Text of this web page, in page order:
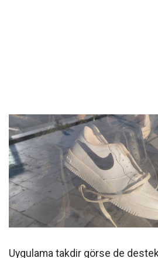
Uygulama takdir görse de